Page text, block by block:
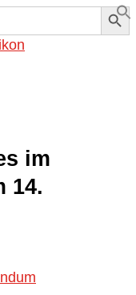
Search Button
im
14.